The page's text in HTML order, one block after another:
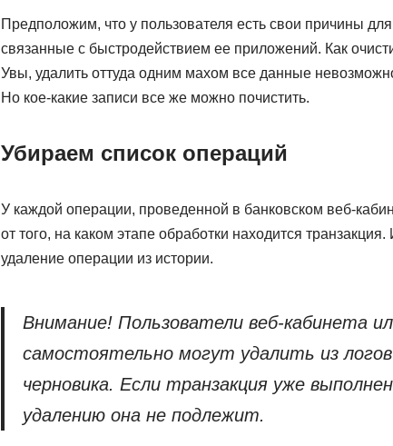
Предположим, что у пользователя есть свои причины
связанные с быстродействием ее приложений. Как
Увы, удалить оттуда одним махом все данные
Но кое-какие записи все же можно почистить.
Убираем список операций
У каждой операции, проведенной в банковском веб-
от того, на каком этапе обработки находится
удаление операции из истории.
Внимание! Пользователи веб-кабинета
самостоятельно могут удалить из
черновика. Если транзакция уже
удалению она не подлежит.